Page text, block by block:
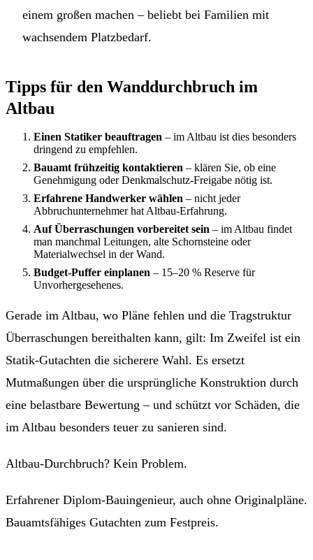
einem großen machen – beliebt bei Familien mit
wachsendem Platzbedarf.
Tipps für den Wanddurchbruch im
Altbau
Einen Statiker beauftragen – im Altbau ist dies besonders
dringend zu empfehlen.
Bauamt frühzeitig kontaktieren – klären Sie, ob eine
Genehmigung oder Denkmalschutz-Freigabe nötig ist.
Erfahrene Handwerker wählen – nicht jeder
Abbruchunternehmer hat Altbau-Erfahrung.
Auf Überraschungen vorbereitet sein – im Altbau findet
man manchmal Leitungen, alte Schornsteine oder
Materialwechsel in der Wand.
Budget-Puffer einplanen – 15–20 % Reserve für
Unvorhergesehenes.
Gerade im Altbau, wo Pläne fehlen und die Tragstruktur
Überraschungen bereithalten kann, gilt: Im Zweifel ist ein
Statik-Gutachten die sicherere Wahl. Es ersetzt
Mutmaßungen über die ursprüngliche Konstruktion durch
eine belastbare Bewertung – und schützt vor Schäden, die
im Altbau besonders teuer zu sanieren sind.
Altbau-Durchbruch? Kein Problem.
Erfahrener Diplom-Bauingenieur, auch ohne Originalpläne.
Bauamtsfähiges Gutachten zum Festpreis.